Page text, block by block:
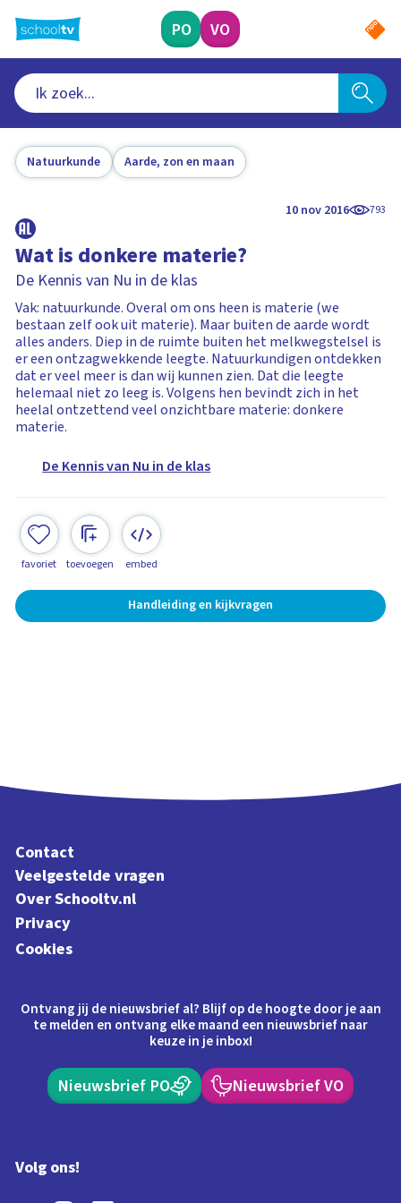
naar
hoofdinhoud
PO VO
Natuurkunde Aarde, zon en maan
10 nov 2016 793
Wat is donkere materie?
De Kennis van Nu in de klas
Vak: natuurkunde. Overal om ons heen is materie (we
bestaan zelf ook uit materie). Maar buiten de aarde wordt
alles anders. Diep in de ruimte buiten het melkwegstelsel is
er een ontzagwekkende leegte. Natuurkundigen ontdekken
dat er veel meer is dan wij kunnen zien. Dat die leegte
helemaal niet zo leeg is. Volgens hen bevindt zich in het
heelal ontzettend veel onzichtbare materie: donkere
materie.
De Kennis van Nu in de klas
favoriet toevoegen embed
Handleiding en kijkvragen
Contact
Veelgestelde vragen
Over Schooltv.nl
Privacy
Cookies
Ontvang jij de nieuwsbrief al? Blijf op de hoogte door je aan
te melden en ontvang elke maand een nieuwsbrief naar
keuze in je inbox!
Nieuwsbrief PO Nieuwsbrief VO
Volg ons!